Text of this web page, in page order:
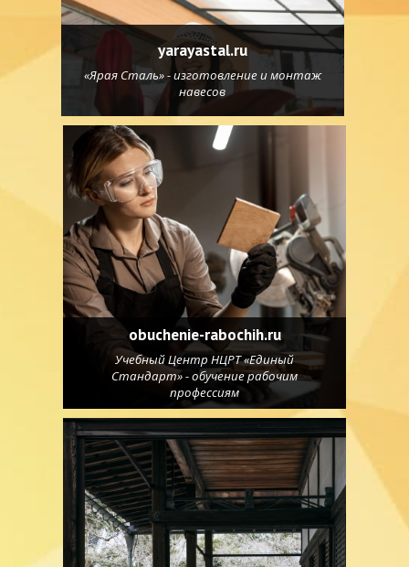
yarayastal.ru
«Ярая Сталь» - изготовление и монтаж
навесов
obuchenie-rabochih.ru
Учебный Центр НЦРТ «Единый
Стандарт» - обучение рабочим
профессиям